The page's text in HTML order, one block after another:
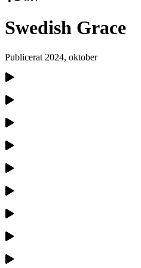
Swedish Grace
Publicerat 2024, oktober